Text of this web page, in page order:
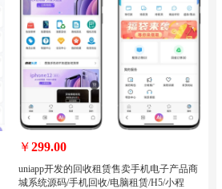
PHP开发的班级学生表现记录积分抽奖
系统源码/班级学生表现信息系统/全开
源
￥299.00
uniapp开发的回收租赁售卖手机电子产品商
城系统源码/手机回收/电脑租赁/H5/小程